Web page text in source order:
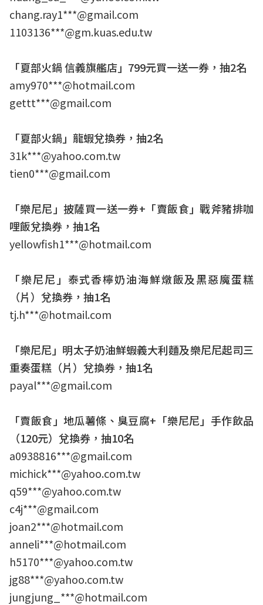
chang.ray1***@gmail.com
1103136***@gm.kuas.edu.tw
「夏部火鍋 信義旗艦店」799元買一送一券，抽2名
amy970***@hotmail.com
gettt***@gmail.com
「夏部火鍋」龍蝦兌換券，抽2名
31k***@yahoo.com.tw
tien0***@gmail.com
「樂尼尼」披薩買一送一券+「賣飯食」戰斧豬排咖
哩飯兌換券，抽1名
yellowfish1***@hotmail.com
「樂尼尼」泰式香檸奶油海鮮燉飯及黑惡魔蛋糕
（片）兌換券，抽1名
tj.h***@hotmail.com
「樂尼尼」明太子奶油鮮蝦義大利麵及樂尼尼起司三
重奏蛋糕（片）兌換券，抽1名
payal***@gmail.com
「賣飯食」地瓜薯條、臭豆腐+「樂尼尼」手作飲品
（120元）兌換券，抽10名
a0938816***@gmail.com
michick***@yahoo.com.tw
q59***@yahoo.com.tw
c4j***@gmail.com
joan2***@hotmail.com
anneli***@hotmail.com
h5170***@yahoo.com.tw
jg88***@yahoo.com.tw
jungjung_***@hotmail.com